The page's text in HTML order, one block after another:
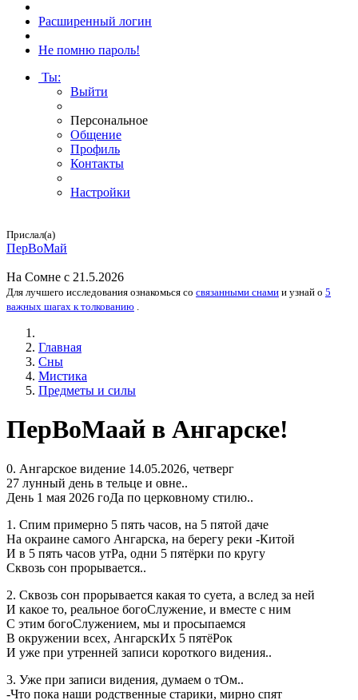
Расширенный логин
Не помню пароль!
Ты:
Выйти
Персональное
Общение
Профиль
Контакты
Настройки
Прислал(а)
ПерВоМай
На Сомне с 21.5.2026
Для лучшего исследования ознакомься со связанными снами и узнай о 5
важных шагах к толкованию .
Главная
Сны
Мистика
Предметы и силы
ПерВоМаай в Ангарске!
0. Ангарское видение 14.05.2026, четверг
27 лунный день в тельце и овне..
День 1 мая 2026 гоДа по церковному стилю..
1. Спим примерно 5 пять часов, на 5 пятой даче
На окраине самого Ангарска, на берегу реки -Китой
И в 5 пять часов утРа, одни 5 пятёрки по кругу
Сквозь сон прорывается..
2. Сквозь сон прорывается какая то суета, а вслед за ней
И какое то, реальное богоСлужение, и вместе с ним
С этим богоСлужением, мы и просыпаемся
В окружении всех, АнгарскИх 5 пятёРок
И уже при утренней записи короткого видения..
3. Уже при записи видения, думаем о тОм..
-Что пока наши родственные старики, мирно спят